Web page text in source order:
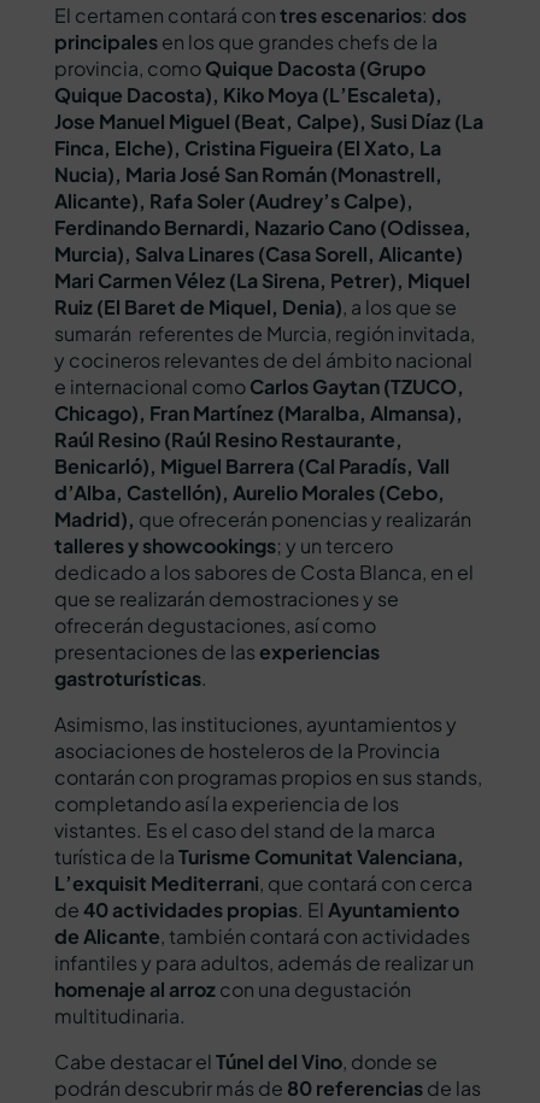
El certamen contará contres escenarios: dos
principalesen los que grandes chefs de la
provincia, comoQuique Dacosta (Grupo
Quique Dacosta), Kiko Moya (L’Escaleta),
Jose Manuel Miguel (Beat, Calpe), Susi Díaz (La
Finca, Elche), Cristina Figueira (El Xato, La
Nucia), Maria José San Román (Monastrell,
Alicante), Rafa Soler (Audrey’s Calpe),
Ferdinando Bernardi, Nazario Cano (Odissea,
Murcia), Salva Linares (Casa Sorell, Alicante)
Mari Carmen Vélez (La Sirena, Petrer), Miquel
Ruiz (El Baret de Miquel, Denia), a los que se
sumarán referentes de Murcia, región invitada,
y cocineros relevantes de del ámbito nacional
e internacional comoCarlos Gaytan (TZUCO,
Chicago), Fran Martínez (Maralba, Almansa),
Raúl Resino (Raúl Resino Restaurante,
Benicarló), Miguel Barrera (Cal Paradís, Vall
d’Alba, Castellón), Aurelio Morales (Cebo,
Madrid), que ofrecerán ponencias y realizarán
talleres y showcookings; y un tercero
dedicado a los sabores de Costa Blanca, en el
que se realizarán demostraciones y se
ofrecerán degustaciones, así como
presentaciones de lasexperiencias
gastroturísticas.
Asimismo, las instituciones, ayuntamientos y
asociaciones de hosteleros de la Provincia
contarán con programas propios en sus stands,
completando así la experiencia de los
vistantes. Es el caso del stand de la marca
turística de laTurisme Comunitat Valenciana,
L’exquisit Mediterrani, que contará con cerca
de40 actividades propias. El Ayuntamiento
de Alicante, también contará con actividades
infantiles y para adultos, además de realizar un
homenaje al arrozcon una degustación
multitudinaria.
Cabe destacar elTúnel del Vino, donde se
podrán descubrir más de 80 referenciasde las